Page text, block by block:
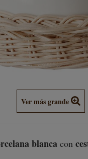
Ver más grande
blanca con